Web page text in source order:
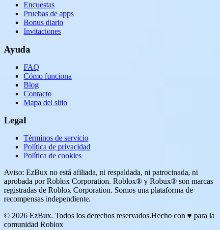
Encuestas
Pruebas de apps
Bonus diario
Invitaciones
Ayuda
FAQ
Cómo funciona
Blog
Contacto
Mapa del sitio
Legal
Términos de servicio
Política de privacidad
Política de cookies
Aviso: EzBux no está afiliada, ni respaldada, ni patrocinada, ni
aprobada por Roblox Corporation. Roblox® y Robux® son marcas
registradas de Roblox Corporation. Somos una plataforma de
recompensas independiente.
© 2026 EzBux. Todos los derechos reservados.Hecho con ♥ para la
comunidad Roblox